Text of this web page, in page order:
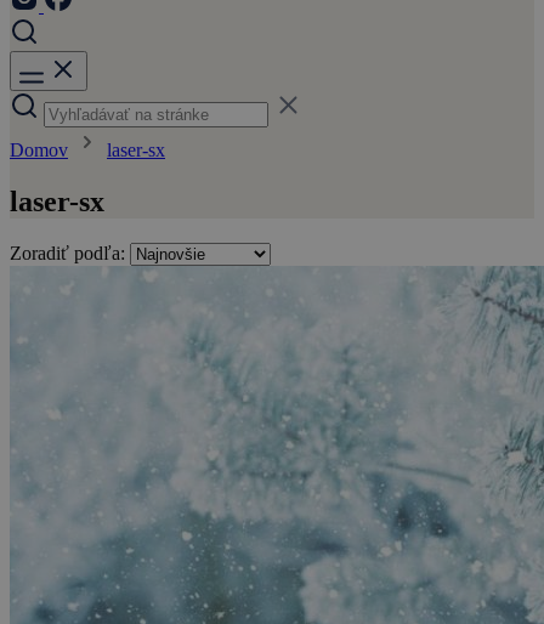
Domov laser-sx
laser-sx
Zoradiť podľa: